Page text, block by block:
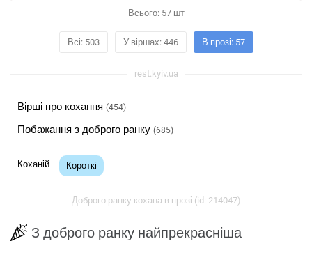
Всього: 57шт
Всі: 503 У віршах: 446 В прозі: 57
rest.kyiv.ua
Вірші про кохання (454)
Побажання з доброго ранку (685)
Коханій Короткі
Доброго ранку кохана в прозі (id: 214047)
З доброго ранку найпрекрасніша